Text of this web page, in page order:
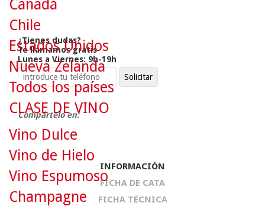
¿Tienes dudas?
Te llamamos gratis
Lunes a Viernes: 9h-19h
Compártelo en:
INFORMACIÓN
FICHA DE CATA
FICHA TÉCNICA
Canadá
Chile
Estados Unidos
Nueva Zelanda
Todos los países
CLASE DE VINO
Vino Dulce
Vino de Hielo
Vino Espumoso
Champagne